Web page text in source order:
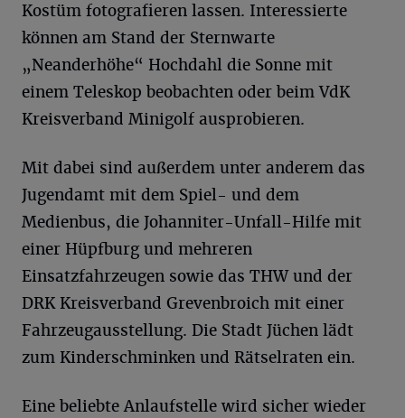
Kostüm fotografieren lassen. Interessierte
können am Stand der Sternwarte
„Neanderhöhe“ Hochdahl die Sonne mit
einem Teleskop beobachten oder beim VdK
Kreisverband Minigolf ausprobieren.
Mit dabei sind außerdem unter anderem das
Jugendamt mit dem Spiel- und dem
Medienbus, die Johanniter-Unfall-Hilfe mit
einer Hüpfburg und mehreren
Einsatzfahrzeugen sowie das THW und der
DRK Kreisverband Grevenbroich mit einer
Fahrzeugausstellung. Die Stadt Jüchen lädt
zum Kinderschminken und Rätselraten ein.
Eine beliebte Anlaufstelle wird sicher wieder